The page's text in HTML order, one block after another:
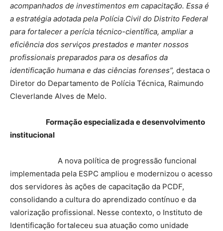
acompanhados de investimentos em capacitação. Essa é
a estratégia adotada pela Polícia Civil do Distrito Federal
para fortalecer a perícia técnico-científica, ampliar a
eficiência dos serviços prestados e manter nossos
profissionais preparados para os desafios da
identificação humana e das ciências forenses”, destaca o
Diretor do Departamento de Polícia Técnica, Raimundo
Cleverlande Alves de Melo.
Formação especializada e desenvolvimento
institucional
A nova política de progressão funcional
implementada pela ESPC ampliou e modernizou o acesso
dos servidores às ações de capacitação da PCDF,
consolidando a cultura do aprendizado contínuo e da
valorização profissional. Nesse contexto, o Instituto de
Identificação fortaleceu sua atuação como unidade